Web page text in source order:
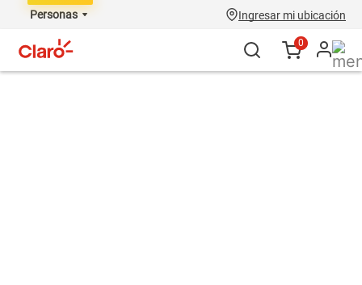
Personas Ingresar mi ubicación
0